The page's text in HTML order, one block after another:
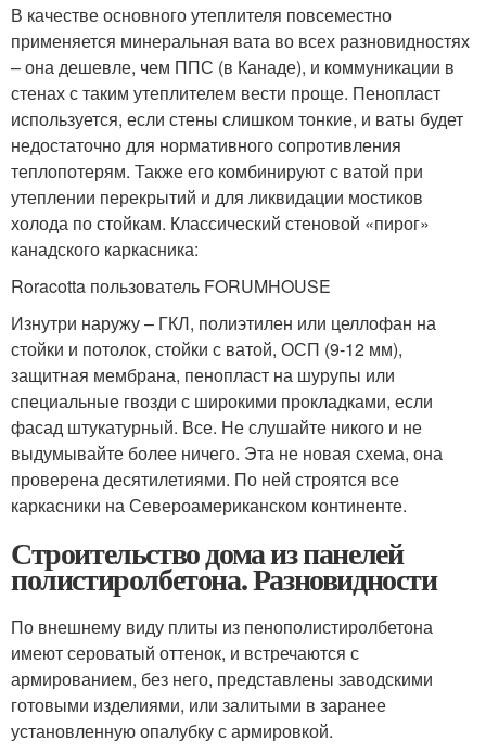
В качестве основного утеплителя повсеместно
применяется минеральная вата во всех разновидностях
– она дешевле, чем ППС (в Канаде), и коммуникации в
стенах с таким утеплителем вести проще. Пенопласт
используется, если стены слишком тонкие, и ваты будет
недостаточно для нормативного сопротивления
теплопотерям. Также его комбинируют с ватой при
утеплении перекрытий и для ликвидации мостиков
холода по стойкам. Классический стеновой «пирог»
канадского каркасника:
Roracotta пользователь FORUMHOUSE
Изнутри наружу – ГКЛ, полиэтилен или целлофан на
стойки и потолок, стойки с ватой, ОСП (9-12 мм),
защитная мембрана, пенопласт на шурупы или
специальные гвозди с широкими прокладками, если
фасад штукатурный. Все. Не слушайте никого и не
выдумывайте более ничего. Эта не новая схема, она
проверена десятилетиями. По ней строятся все
каркасники на Североамериканском континенте.
Строительство дома из панелей
полистиролбетона. Разновидности
По внешнему виду плиты из пенополистиролбетона
имеют сероватый оттенок, и встречаются с
армированием, без него, представлены заводскими
готовыми изделиями, или залитыми в заранее
установленную опалубку с армировкой.